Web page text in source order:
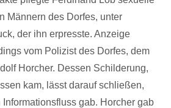
Männern des Dorfes, unter
der ihn erpresste. Anzeige
vom Polizist des Dorfes, dem
Horcher. Dessen Schilderung,
kam, lässt darauf schließen,
gab. Horcher gab